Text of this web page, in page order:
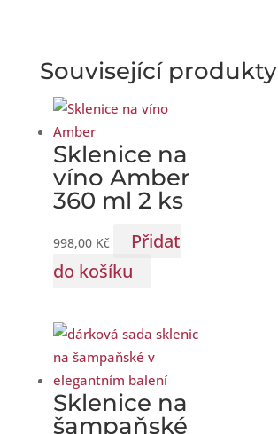
Související produkty
Sklenice na
víno Amber
360 ml 2 ks
998,00 Kč
Přidat
do košíku
Sklenice na
šampaňské